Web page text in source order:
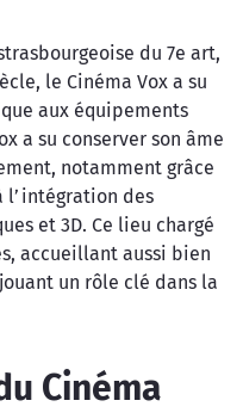
du 7e art,
le Cinéma Vox a su
aux équipements
a su conserver son âme
notamment grâce
l’intégration des
et 3D. Ce lieu chargé
accueillant aussi bien
un rôle clé dans la
Cinéma